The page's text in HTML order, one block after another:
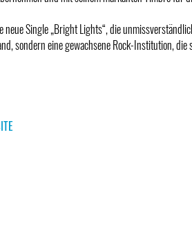
neue Single „Bright Lights“, die
sondern eine gewachsene Rock-Institution, die